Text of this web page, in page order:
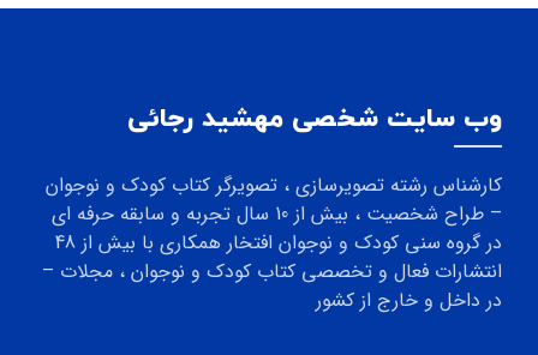
وب سایت شخصی مهشید رجائی
کارشناس رشته تصویرسازی ، تصویرگر کتاب کودک و نوجوان
– طراح شخصیت ، بیش از 10 سال تجربه و سابقه حرفه ای
در گروه سنی کودک و نوجوان افتخار همکاری با بیش از 48
انتشارات فعال و تخصصی کتاب کودک و نوجوان ، مجلات –
در داخل و خارج از کشور